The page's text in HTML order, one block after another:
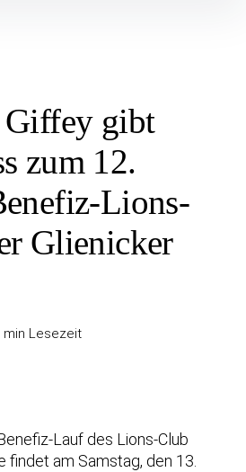
Giffey gibt
zum 12.
Lions-
Glienicker
min Lesezeit
Lauf des Lions-Club
findet am Samstag, den 13.